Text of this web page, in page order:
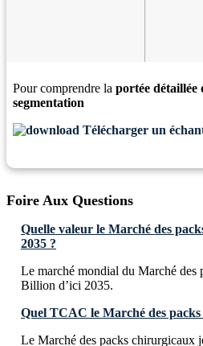
Pour comprendre la portée
segmentation
Télécharger un
Foire Aux Questions
Quelle valeur le Marché des
2035 ?
Le marché mondial du Marché
Billion d’ici 2035.
Quel TCAC le Marché des
Le Marché des packs chirurgicaux